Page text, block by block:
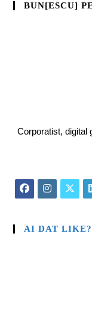
BUN[ESCU]
Corporatist, digital
AI DAT LIKE?